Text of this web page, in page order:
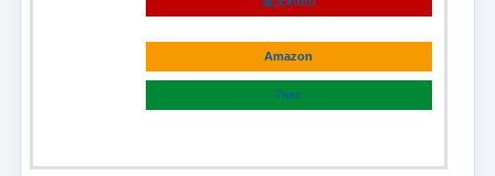
Amazon
7net